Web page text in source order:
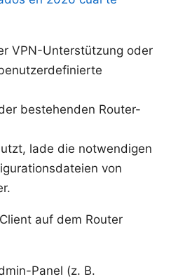
VPN-Unterstützung oder
bestehenden Router-
lade die notwendigen
von
auf dem Router
Panel (z. B.